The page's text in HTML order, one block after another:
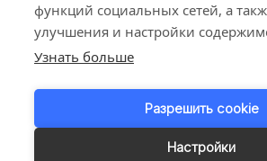
функций социальных сетей, а
улучшения и настройки
Узнать больше
Разрешить cookie
Настройки
1999 - 2026 © JBT Marel
Условия эксплуатации
Политика конфиденциальности
Customer Personal Data Protection